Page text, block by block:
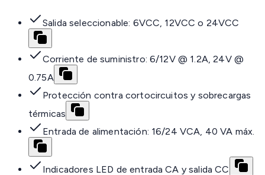
Salida seleccionable: 6VCC, 12VCC o 24VCC
Corriente de suministro: 6/12V @ 1.2A, 24V @
0.75A
Protección contra cortocircuitos y sobrecargas
térmicas
Entrada de alimentación: 16/24 VCA, 40 VA máx.
Indicadores LED de entrada CA y salida CC